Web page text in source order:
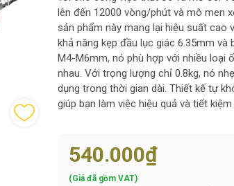
lên đến 12000 vòng/phút và mô men
sản phẩm này mang lại hiệu suất cao
khả năng kẹp đầu lục giác 6.35mm và
M4-M6mm, nó phù hợp với nhiều loại
nhau. Với trọng lượng chỉ 0.8kg, nó
dụng trong thời gian dài. Thiết kế tự
giúp bạn làm việc hiệu quả và tiết
540.000₫
(Giá đã gồm VAT)